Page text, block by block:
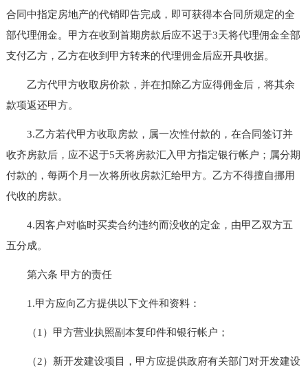
合同中指定房地产的代销即告完成，即可获得本合同所规定的全
部代理佣金。甲方在收到首期房款后应不迟于3天将代理佣金全部
支付乙方，乙方在收到甲方转来的代理佣金后应开具收据。
乙方代甲方收取房价款，并在扣除乙方应得佣金后，将其余
款项返还甲方。
3.乙方若代甲方收取房款，属一次性付款的，在合同签订并
收齐房款后，应不迟于5天将房款汇入甲方指定银行帐户；属分期
付款的，每两个月一次将所收房款汇给甲方。乙方不得擅自挪用
代收的房款。
4.因客户对临时买卖合约违约而没收的定金，由甲乙双方五
五分成。
第六条 甲方的责任
1.甲方应向乙方提供以下文件和资料：
（1）甲方营业执照副本复印件和银行帐户；
（2）新开发建设项目，甲方应提供政府有关部门对开发建设